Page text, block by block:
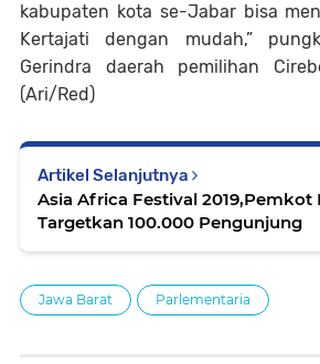
kabupaten kota se-Jabar bisa
Kertajati dengan mudah,”
Gerindra daerah pemilihan
(Ari/Red)
Artikel Selanjutnya
Asia Africa Festival 2019,Pemkot
Targetkan 100.000 Pengunjung
Jawa Barat Parlementaria